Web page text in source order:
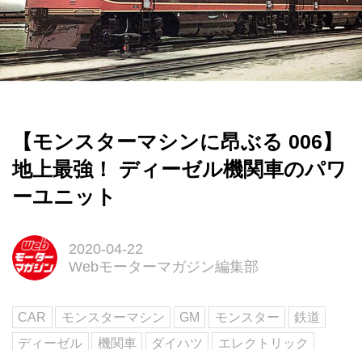
【モンスターマシンに昂ぶる 006】
地上最強！ ディーゼル機関車のパワ
ーユニット
2020-04-22
Webモーターマガジン編集部
CAR モンスターマシン GM モンスター
鉄道
ディーゼル
機関車 ダイハツ
エレクトリック